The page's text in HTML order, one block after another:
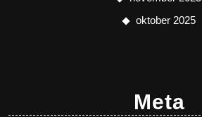
oktober 2025
Meta